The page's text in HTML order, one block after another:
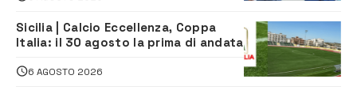
Sicilia | Calcio Eccellenza, Coppa
Italia: il 30 agosto la prima di andata
6 AGOSTO 2026